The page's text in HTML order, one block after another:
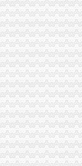
家居名都调研
度啤酒质量监测合格率89.6%
行政”渝中区代办公司工作
好合作局
员近4000户
员就业再就业
执照活动
加西山林场扑火
作
商标战略
酷暑市场稳定
权的渝中区工商代办意见》